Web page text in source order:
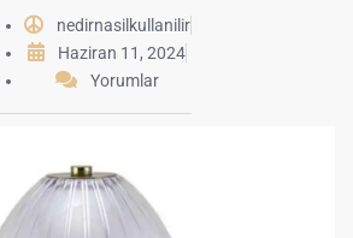
nedirnasilkullanilir
Haziran 11, 2024
Yorumlar